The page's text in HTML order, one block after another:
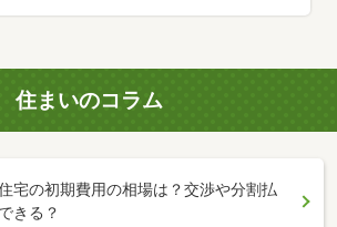
住まいのコラム
宅の初期費用の相場は？交渉や分割払
きる？